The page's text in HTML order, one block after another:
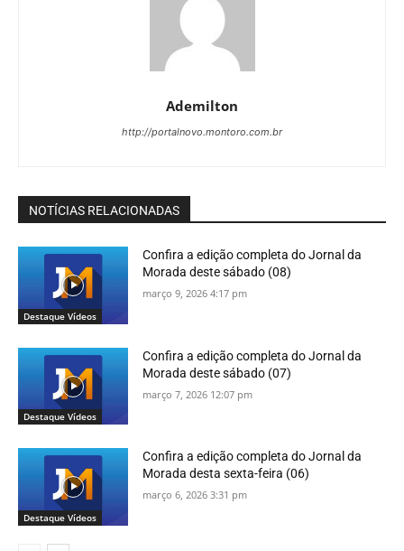
Ademilton
http://portalnovo.montoro.com.br
NOTÍCIAS RELACIONADAS
Destaque Vídeos
Confira a edição completa do Jornal da
Morada deste sábado (08)
março 9, 2026 4:17 pm
Destaque Vídeos
Confira a edição completa do Jornal da
Morada deste sábado (07)
março 7, 2026 12:07 pm
Destaque Vídeos
Confira a edição completa do Jornal da
Morada desta sexta-feira (06)
março 6, 2026 3:31 pm